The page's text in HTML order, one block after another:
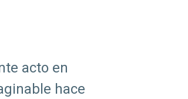
acto en
hace